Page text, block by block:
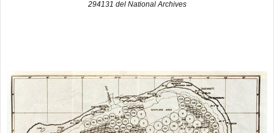
294131 del National Archives